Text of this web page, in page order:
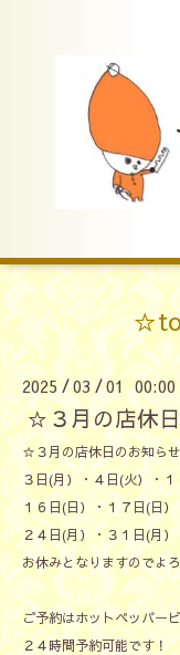
2025/03/01 00:00
☆３月の店休
☆３月の店休日のお知ら
３日(月）・４日(火）・
１６日(日）・１７日(日）
２４日(月）・３１日(月）
お休みとなりますのでよ
ご予約はホットペッパー
２４時間予約可能です！